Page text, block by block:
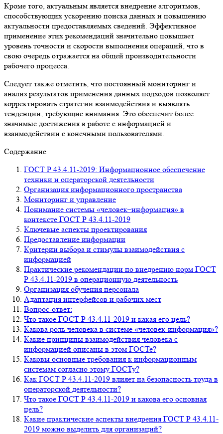
Кроме того, актуальным является внедрение алгоритмов,
способствующих ускорению поиска данных и повышению
актуальности предоставляемых сведений. Эффективное
применение этих рекомендаций значительно повышает
уровень точности и скорости выполнения операций, что в
свою очередь отражается на общей производительности
рабочего процесса.
Следует также отметить, что постоянный мониторинг и
анализ результатов применения данных подходов позволяет
корректировать стратегии взаимодействия и выявлять
тенденции, требующие внимания. Это обеспечит более
значимые достижения в работе с информацией и
взаимодействии с конечными пользователями.
Содержание
ГОСТ Р 43.4.11-2019: Информационное обеспечение
техники и операторской деятельности
Организация информационного пространства
Мониторинг и управление
Понимание системы «человек–информация» в
контексте ГОСТ Р 43.4.11-2019
Ключевые аспекты проектирования
Предоставление информации
Критерии выбора и стимулы взаимодействия с
информацией
Практические рекомендации по внедрению норм ГОСТ
Р 43.4.11-2019 в операционную деятельность
Организация обучения персонала
Адаптация интерфейсов и рабочих мест
Вопрос-ответ:
Что такое ГОСТ Р 43.4.11-2019 и какая его цель?
Какова роль человека в системе «человек-информация»?
Какие принципы взаимодействия человека с
информацией описаны в этом ГОСТе?
Каковы основные требования к информационным
системам согласно этому ГОСТу?
Как ГОСТ Р 43.4.11-2019 влияет на безопасность труда в
операторской деятельности?
Что такое ГОСТ Р 43.4.11-2019 и какова его основная
цель?
Какие практические аспекты внедрения ГОСТ Р 43.4.11-
2019 можно выделить для организаций?